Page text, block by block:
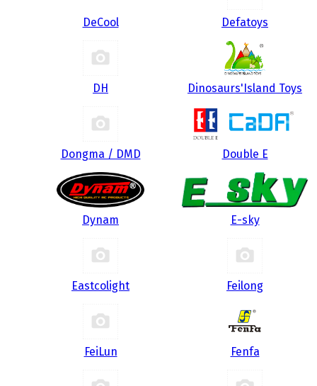
DeCool Defatoys
DH Dinosaurs'Island Toys
Dongma / DMD Double E
Dynam E-sky
Eastcolight Feilong
FeiLun Fenfa